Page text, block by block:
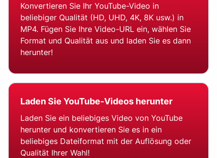
Konvertieren Sie Ihr YouTube-Video in
beliebiger Qualität (HD, UHD, 4K, 8K usw.) in
MP4. Fügen Sie Ihre Video-URL ein, wählen Sie
Format und Qualität aus und laden Sie es dann
herunter!
Laden Sie YouTube-Videos herunter
Laden Sie ein beliebiges Video von YouTube
herunter und konvertieren Sie es in ein
beliebiges Dateiformat mit der Auflösung oder
Qualität Ihrer Wahl!